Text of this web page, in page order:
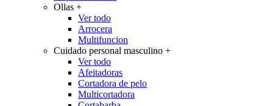
Ollas +
Ver todo
Arrocera
Multifuncion
Cuidado personal masculino +
Ver todo
Afeitadoras
Cortadora de pelo
Multicortadora